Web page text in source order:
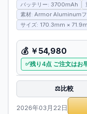
バッテリー: 3700mAh
素材: Armor Aluminum
サイズ: 170.3mm ×
💰 ￥54,980
残り4点 ご注文はお
⚖️比較
2026年03月22日